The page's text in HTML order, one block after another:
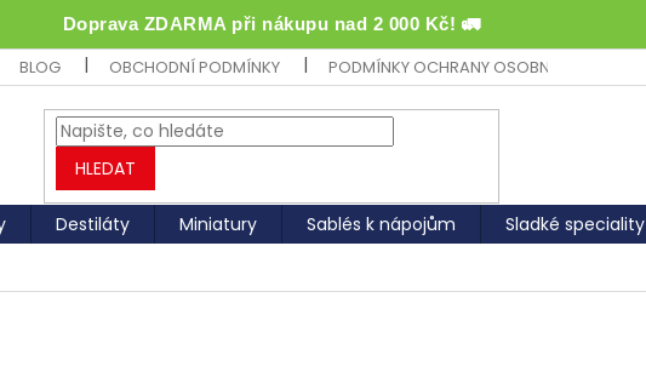
Doprava ZDARMA při nákupu nad 2 000 Kč! 🚛
BLOG OBCHODNÍ PODMÍNKY PODMÍNKY OCHRANY OSOBNÍCH ÚDAJŮ
HLEDAT
Destiláty Miniatury Sablés k nápojům Sladké speciality